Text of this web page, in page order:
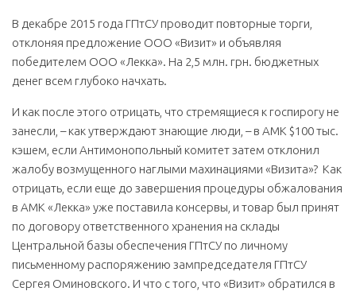
В декабре 2015 года ГПтСУ проводит повторные торги,
отклоняя предложение ООО «Визит» и объявляя
победителем ООО «Лекка». На 2,5 млн. грн. бюджетных
денег всем глубоко начхать.
И как после этого отрицать, что стремящиеся к госпирогу не
занесли, – как утверждают знающие люди, – в АМК $100 тыс.
кэшем, если Антимонопольный комитет затем отклонил
жалобу возмущенного наглыми махинациями «Визита»? Как
отрицать, если еще до завершения процедуры обжалования
в АМК «Лекка» уже поставила консервы, и товар был принят
по договору ответственного хранения на склады
Центральной базы обеспечения ГПтСУ по личному
письменному распоряжению зампредседателя ГПтСУ
Сергея Оминовского. И что с того, что «Визит» обратился в